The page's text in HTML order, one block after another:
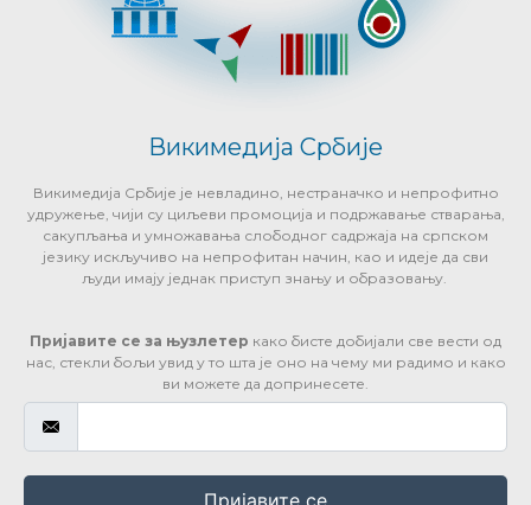
Викимедија Србије
Викимедија Србије је невладино, нестраначко и непрофитно
удружење, чији су циљеви промоција и подржавање стварања,
сакупљања и умножавања слободног садржаја на српском
језику искључиво на непрофитан начин, као и идеје да сви
људи имају једнак приступ знању и образовању.
Пријавите се за њузлетер како бисте добијали све вести од
нас, стекли бољи увид у то шта је оно на чему ми радимо и како
ви можете да допринесете.
Пријавите се